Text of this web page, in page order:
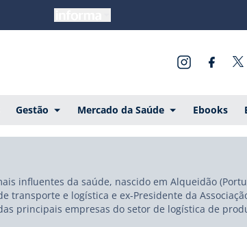
Gestão Mercado da Saúde Ebooks
influentes da saúde, nascido em Alqueidão
transporte e logística e ex-Presidente da
principais empresas do setor de logística de